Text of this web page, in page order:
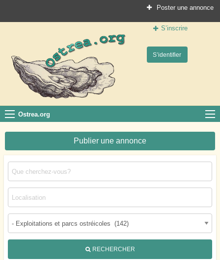
Poster une annonce
S’inscrire
S’identifier
Ostrea.org
Le site des professionnels de la conchyliculture
Ostrea.org
Publier une annonce
RECHERCHER